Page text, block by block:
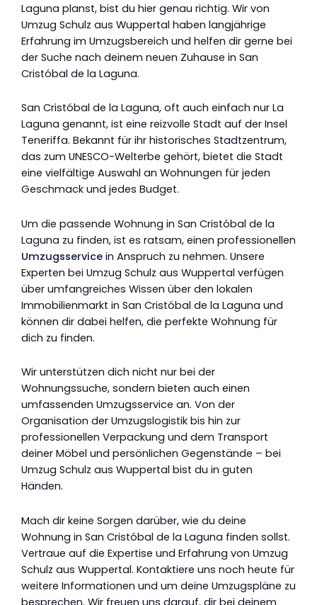
Laguna planst, bist du hier genau richtig. Wir von
Umzug Schulz aus Wuppertal haben langjährige
Erfahrung im Umzugsbereich und helfen dir gerne bei
der Suche nach deinem neuen Zuhause in San
Cristóbal de la Laguna.
San Cristóbal de la Laguna, oft auch einfach nur La
Laguna genannt, ist eine reizvolle Stadt auf der Insel
Teneriffa. Bekannt für ihr historisches Stadtzentrum,
das zum UNESCO-Welterbe gehört, bietet die Stadt
eine vielfältige Auswahl an Wohnungen für jeden
Geschmack und jedes Budget.
Um die passende Wohnung in San Cristóbal de la
Laguna zu finden, ist es ratsam, einen professionellen
Umzugsservice in Anspruch zu nehmen. Unsere
Experten bei Umzug Schulz aus Wuppertal verfügen
über umfangreiches Wissen über den lokalen
Immobilienmarkt in San Cristóbal de la Laguna und
können dir dabei helfen, die perfekte Wohnung für
dich zu finden.
Wir unterstützen dich nicht nur bei der
Wohnungssuche, sondern bieten auch einen
umfassenden Umzugsservice an. Von der
Organisation der Umzugslogistik bis hin zur
professionellen Verpackung und dem Transport
deiner Möbel und persönlichen Gegenstände – bei
Umzug Schulz aus Wuppertal bist du in guten
Händen.
Mach dir keine Sorgen darüber, wie du deine
Wohnung in San Cristóbal de la Laguna finden sollst.
Vertraue auf die Expertise und Erfahrung von Umzug
Schulz aus Wuppertal. Kontaktiere uns noch heute für
weitere Informationen und um deine Umzugspläne zu
besprechen. Wir freuen uns darauf, dir bei deinem